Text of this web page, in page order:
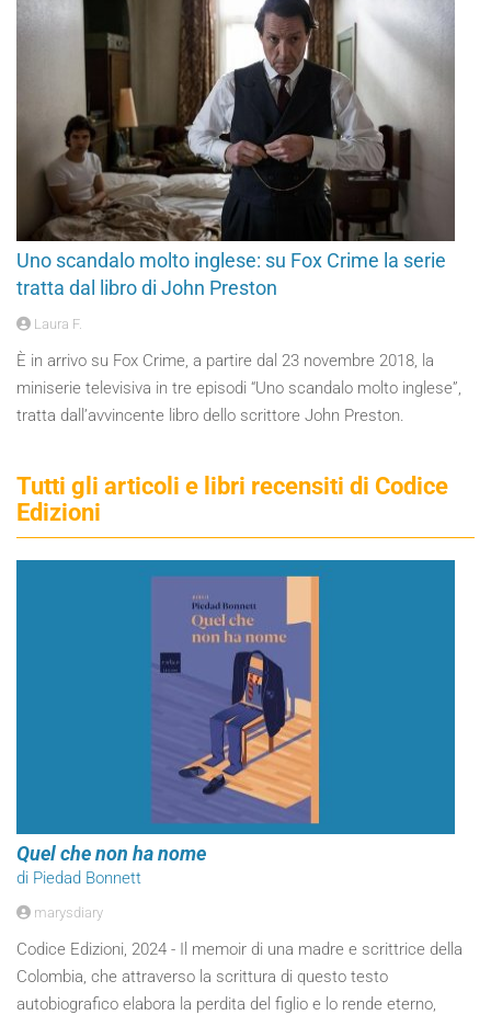
Uno scandalo molto inglese: su Fox Crime la serie
tratta dal libro di John Preston
Laura F.
È in arrivo su Fox Crime, a partire dal 23 novembre 2018, la
miniserie televisiva in tre episodi “Uno scandalo molto inglese”,
tratta dall’avvincente libro dello scrittore John Preston.
Tutti gli articoli e libri recensiti di Codice
Edizioni
Quel che non ha nome
di Piedad Bonnett
marysdiary
Codice Edizioni, 2024 - Il memoir di una madre e scrittrice della
Colombia, che attraverso la scrittura di questo testo
autobiografico elabora la perdita del figlio e lo rende eterno,